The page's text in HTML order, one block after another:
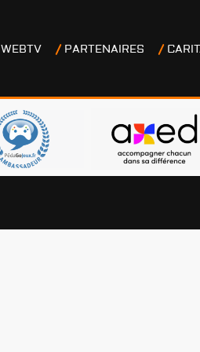
WEBTV PARTENAIRES